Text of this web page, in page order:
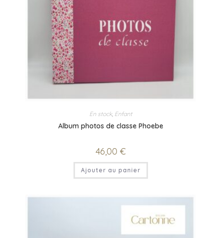
En stock, Enfant
Album photos de classe Phoebe
46,00 €
Ajouter au panier